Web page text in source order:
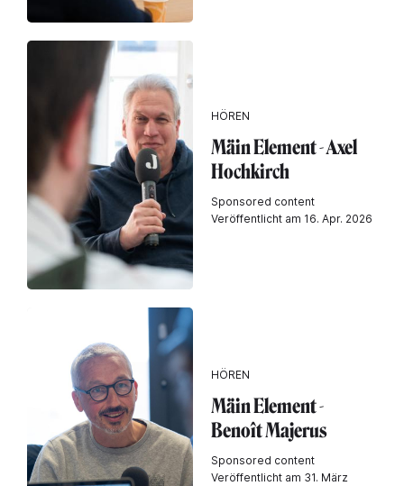
HÖREN
Mäin Element - Axel
Hochkirch
Sponsored content
Veröffentlicht am 16. Apr. 2026
HÖREN
Mäin Element -
Benoît Majerus
Sponsored content
Veröffentlicht am 31. März